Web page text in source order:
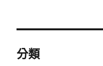
分類